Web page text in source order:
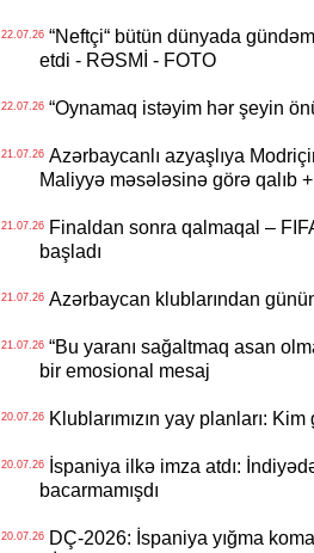
22.07.26“Neftçi“ bütün dünyada
etdi - RƏSMİ - FOTO
22.07.26“Oynamaq istəyim hər şeyin
21.07.26Azərbaycanlı azyaşlıya
Maliyyə məsələsinə görə qalıb
21.07.26Finaldan sonra qalmaqal –
başladı
21.07.26Azərbaycan klublarından
21.07.26“Bu yaranı sağaltmaq asan
bir emosional mesaj
20.07.26Klublarımızın yay planları:
20.07.26İspaniya ilkə imza atdı:
bacarmamışdı
20.07.26DÇ-2026: İspaniya yığma